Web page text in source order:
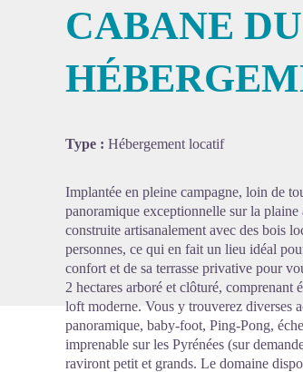
CABANE
Type : Hébergement locatif
Implantée en pleine campagne, loin de
panoramique exceptionnelle sur la plaine
construite artisanalement avec des bois
personnes, ce qui en fait un lieu idéal
confort et de sa terrasse privative pour
2 hectares arboré et clôturé, comprenant
loft moderne. Vous y trouverez diverses
panoramique, baby-foot, Ping-Pong,
imprenable sur les Pyrénées (sur
raviront petit et grands. Le domaine